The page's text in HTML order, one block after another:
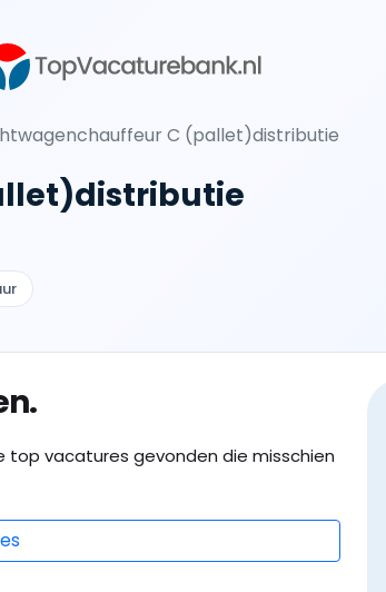
C (pallet)distributie
top vacatures gevonden die misschien